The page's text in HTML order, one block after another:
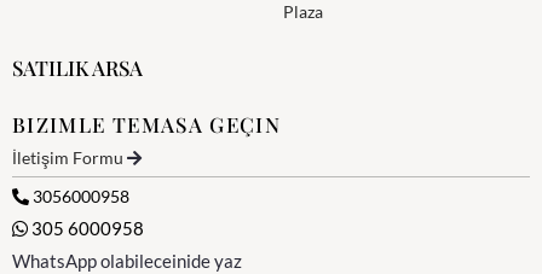
Plaza
SATILIK ARSA
BIZIMLE TEMASA GEÇIN
İletişim Formu
3056000958
305 6000958
WhatsApp olabileceinide yaz